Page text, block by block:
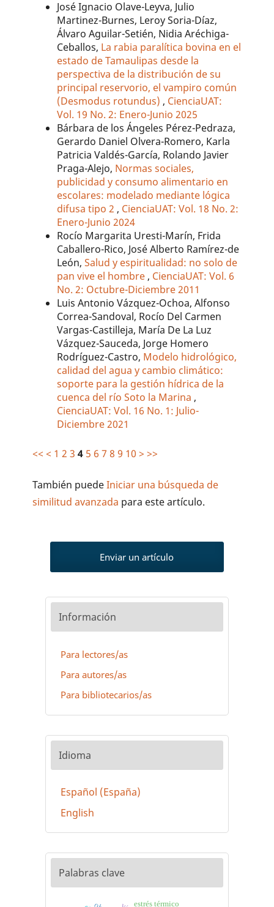
José Ignacio Olave-Leyva, Julio
Martinez-Burnes, Leroy Soria-Díaz,
Álvaro Aguilar-Setién, Nidia Aréchiga-
Ceballos, La rabia paralítica bovina en el
estado de Tamaulipas desde la
perspectiva de la distribución de su
principal reservorio, el vampiro común
(Desmodus rotundus) , CienciaUAT:
Vol. 19 No. 2: Enero-Junio 2025
Bárbara de los Ángeles Pérez-Pedraza,
Gerardo Daniel Olvera-Romero, Karla
Patricia Valdés-García, Rolando Javier
Praga-Alejo, Normas sociales,
publicidad y consumo alimentario en
escolares: modelado mediante lógica
difusa tipo 2 , CienciaUAT: Vol. 18 No. 2:
Enero-Junio 2024
Rocío Margarita Uresti-Marín, Frida
Caballero-Rico, José Alberto Ramírez-de
León,Salud y espiritualidad: no solo de
pan vive el hombre , CienciaUAT: Vol. 6
No. 2: Octubre-Diciembre 2011
Luis Antonio Vázquez-Ochoa, Alfonso
Correa-Sandoval, Rocío Del Carmen
Vargas-Castilleja, María De La Luz
Vázquez-Sauceda, Jorge Homero
Rodríguez-Castro, Modelo hidrológico,
calidad del agua y cambio climático:
soporte para la gestión hídrica de la
cuenca del río Soto la Marina ,
CienciaUAT: Vol. 16 No. 1: Julio-
Diciembre 2021
<< < 1 2 3 4 5 6 7 8 9 10 > >>
También puedeIniciar una búsqueda de
similitud avanzada para este artículo.
Enviar un artículo
Información
Para lectores/as
Para autores/as
Para bibliotecarios/as
Idioma
Español (España)
English
Palabras clave
estrés térmico